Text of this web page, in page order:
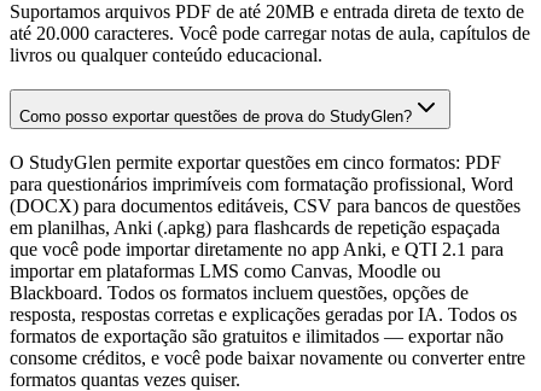
Suportamos arquivos PDF de até 20MB e entrada direta de texto de
até 20.000 caracteres. Você pode carregar notas de aula, capítulos de
livros ou qualquer conteúdo educacional.
Como posso exportar questões de prova do StudyGlen?
O StudyGlen permite exportar questões em cinco formatos: PDF
para questionários imprimíveis com formatação profissional, Word
(DOCX) para documentos editáveis, CSV para bancos de questões
em planilhas, Anki (.apkg) para flashcards de repetição espaçada
que você pode importar diretamente no app Anki, e QTI 2.1 para
importar em plataformas LMS como Canvas, Moodle ou
Blackboard. Todos os formatos incluem questões, opções de
resposta, respostas corretas e explicações geradas por IA. Todos os
formatos de exportação são gratuitos e ilimitados — exportar não
consome créditos, e você pode baixar novamente ou converter entre
formatos quantas vezes quiser.